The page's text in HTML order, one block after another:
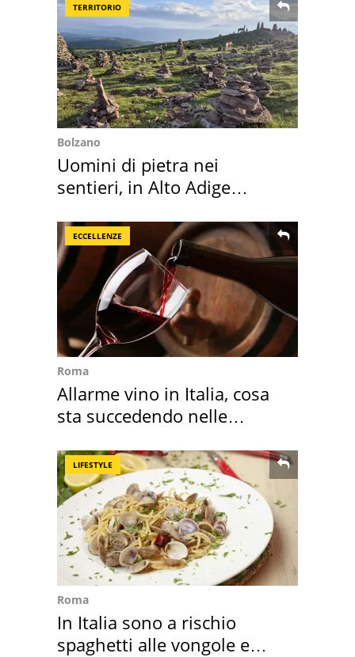
TERRITORIO
Bolzano
Uomini di pietra nei
sentieri, in Alto Adige
ECCELLENZE
Roma
Allarme vino in Italia, cosa
sta succedendo nelle
LIFESTYLE
Roma
In Italia sono a rischio
spaghetti alle vongole e